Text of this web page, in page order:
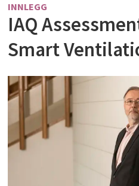
INNLEGG
IAQ
Smart